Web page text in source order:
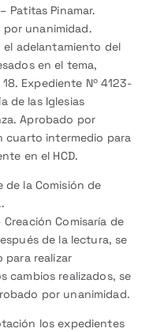
Patitas Pinamar.
unanimidad.
el adelantamiento del
en el tema,
Expediente Nº 4123-
de las Iglesias
Aprobado por
cuarto intermedio para
en el HCD.
la Comisión de
Comisaría de
de la lectura, se
realizar
cambios realizados, se
por unanimidad.
los expedientes